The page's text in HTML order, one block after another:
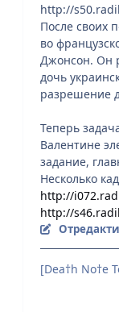
http://
После своих
во
Джонсон. Он
дочь
разрешение
Теперь
Валентине
задание,
Несколько
http://
http://
[Dea†h No†e